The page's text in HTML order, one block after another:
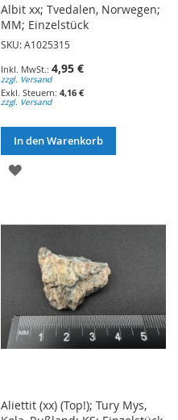
Albit xx; Tvedalen, Norwegen;
MM; Einzelstück
SKU: A1025315
4,95 €
zzgl. Versand
4,16 €
zzgl. Versand
In den Warenkorb
ZUR
HINZUFÜGEN
Aliettit (xx) (Top!); Tury Mys,